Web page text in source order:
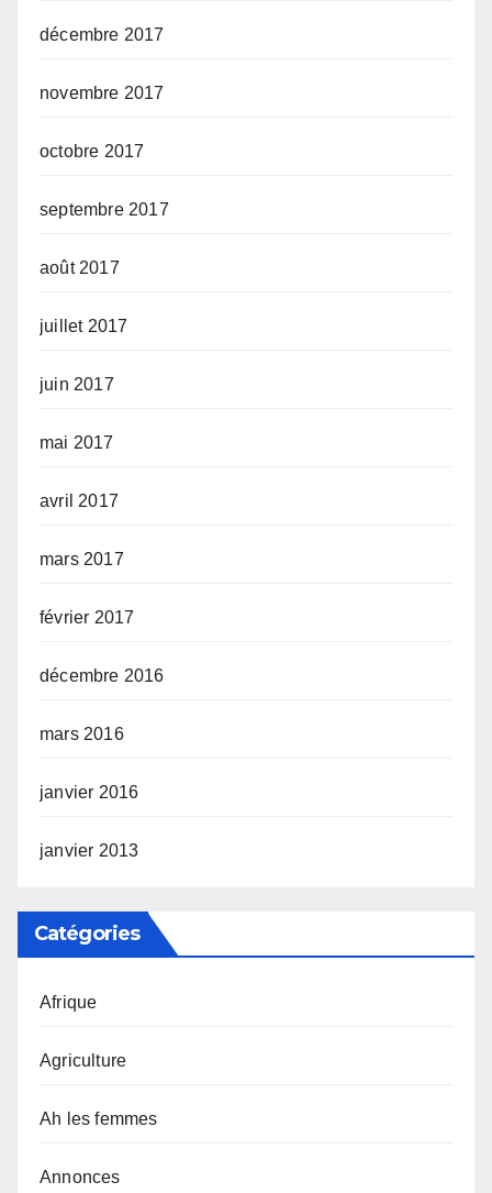
décembre 2017
novembre 2017
octobre 2017
septembre 2017
août 2017
juillet 2017
juin 2017
mai 2017
avril 2017
mars 2017
février 2017
décembre 2016
mars 2016
janvier 2016
janvier 2013
Catégories
Afrique
Agriculture
Ah les femmes
Annonces